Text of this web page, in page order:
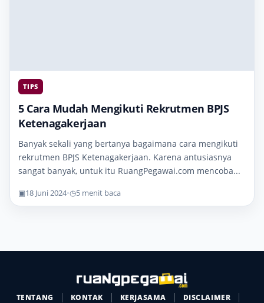
TIPS
5 Cara Mudah Mengikuti Rekrutmen BPJS
Ketenagakerjaan
Banyak sekali yang bertanya bagaimana cara mengikuti
rekrutmen BPJS Ketenagakerjaan. Karena antusiasnya
sangat banyak, untuk itu RuangPegawai.com mencoba...
▣18 Juni 2024•◷5 menit baca
TENTANG KONTAK KERJASAMA DISCLAIMER